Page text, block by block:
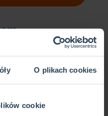
O plikach cookies
cookie
nim nie jest.
w rozmowie z klientem